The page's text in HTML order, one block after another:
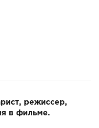
режиссер,
в фильме.